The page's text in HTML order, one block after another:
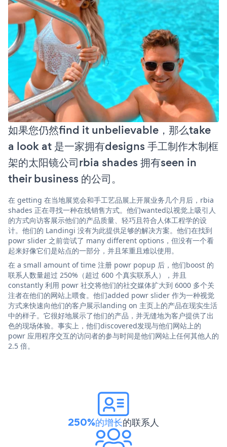
如果您仍然find it unbelievable，那么take
a look at 是一家拥有designs 手工制作木制框
架的太阳镜公司rbia shades 拥有seen in
their business 的公司。
在 getting 在当地展览会和手工艺品展上开展业务几个月后，rbia
shades 正在寻找一种在线销售方式。他们wanted以视觉上吸引人
的方式向访客展示他们的产品质量、轻巧且符合人体工程学的设
计。他们的 Landingi 没有为此提供足够的解决方案。他们在找到
powr slider 之前尝试了 many different options，但没有一个看
起来好像它们是站点的一部分，并且笨重且难以使用。
在 a small amount of time 注册 powr popup 后，他们boost 的
联系人数量超过 250%（超过 600 个真实联系人），并且
constantly 利用 powr 社交将他们的社交媒体扩大到 6000 多个关
注者在他们的网站上喂食。他们added powr slider 作为一种视觉
方式来快速向他们的客户展示landing on 主页上的产品在现实生活
中的样子。它很好地展示了他们的产品，并无缝地为客户提供了出
色的现场体验。事实上，他们discovered发现与他们网站上的
powr 应用程序交互的访问者的参与时间是他们网站上任何其他人的
2.5 倍。
250%的增长的联系人